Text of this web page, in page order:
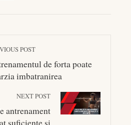
POST
de forta poate
imbatranirea
NEXT POST
antrenament